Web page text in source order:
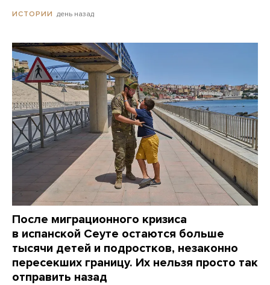
ИСТОРИИ день назад
После миграционного кризиса
в испанской Сеуте остаются больше
тысячи детей и подростков, незаконно
пересекших границу. Их нельзя просто так
отправить назад